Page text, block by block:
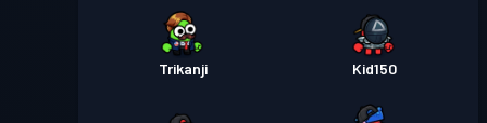
Trikanji Kid150